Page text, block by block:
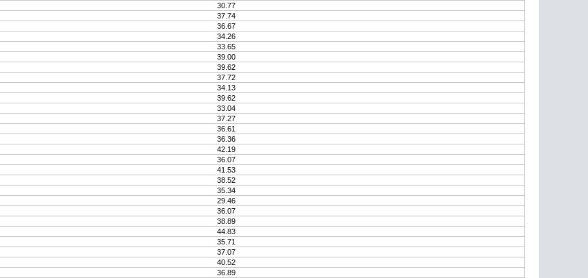
30.77
37.74
36.67
34.26
33.65
39.00
39.62
37.72
34.13
39.62
33.04
37.27
36.61
36.36
42.19
36.07
41.53
38.52
35.34
29.46
36.07
38.89
44.83
35.71
37.07
40.52
36.89